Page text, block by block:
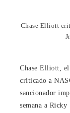
Chase Elliott
Chase Elliott,
criticado a
sancionador
semana a Ricky